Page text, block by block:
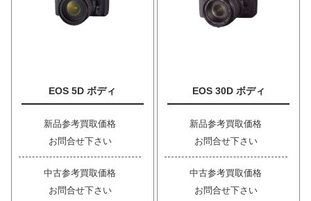
EOS 5D ボディ
新品参考買取価格
お問合せ下さい
中古参考買取価格
お問合せ下さい
EOS 30D ボディ
新品参考買取価格
お問合せ下さい
中古参考買取価格
お問合せ下さい